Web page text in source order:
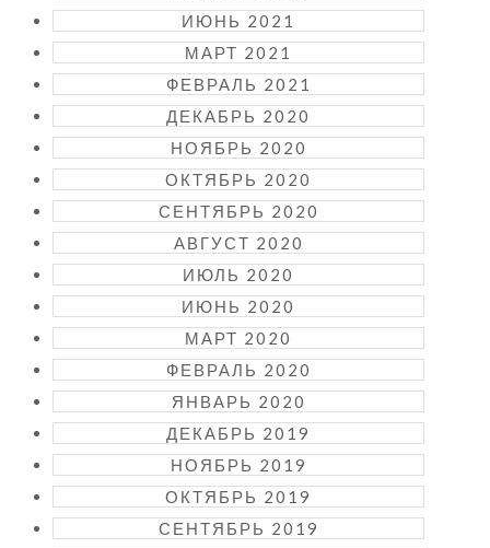
ИЮНЬ 2021
МАРТ 2021
ФЕВРАЛЬ 2021
ДЕКАБРЬ 2020
НОЯБРЬ 2020
ОКТЯБРЬ 2020
СЕНТЯБРЬ 2020
АВГУСТ 2020
ИЮЛЬ 2020
ИЮНЬ 2020
МАРТ 2020
ФЕВРАЛЬ 2020
ЯНВАРЬ 2020
ДЕКАБРЬ 2019
НОЯБРЬ 2019
ОКТЯБРЬ 2019
СЕНТЯБРЬ 2019